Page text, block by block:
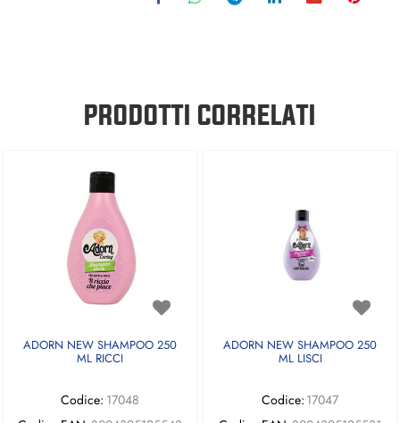
PRODOTTI CORRELATI
ADORN NEW SHAMPOO 250
ML RICCI
Codice: 17048
ADORN NEW SHAMPOO 250
ML LISCI
Codice: 17047